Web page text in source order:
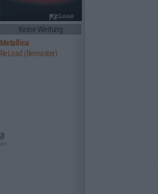
Keine Wertung
Metallica
ReLoad (Remaster)